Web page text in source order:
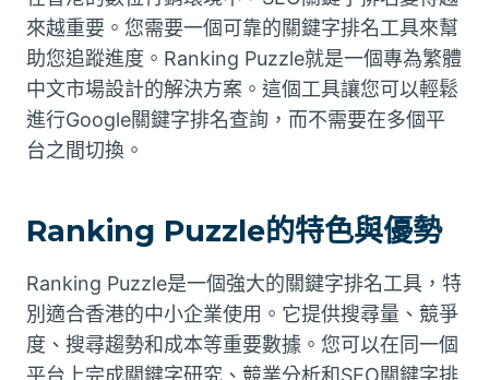
來越重要。您需要一個可靠的關鍵字排名工具來幫
助您追蹤進度。Ranking Puzzle就是一個專為繁體
中文市場設計的解決方案。這個工具讓您可以輕鬆
進行Google關鍵字排名查詢，而不需要在多個平
台之間切換。
Ranking Puzzle的特色與優勢
Ranking Puzzle是一個強大的關鍵字排名工具，特
別適合香港的中小企業使用。它提供搜尋量、競爭
度、搜尋趨勢和成本等重要數據。您可以在同一個
平台上完成關鍵字研究、競業分析和SEO關鍵字排